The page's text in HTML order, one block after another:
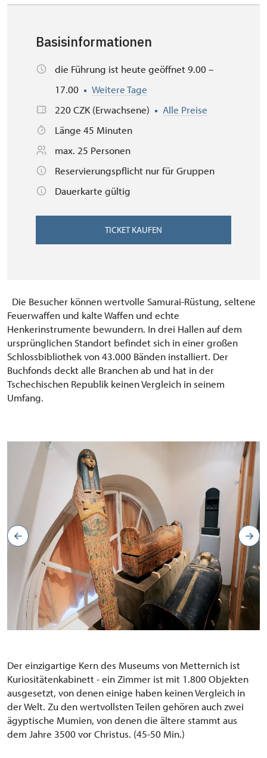
Basisinformationen
die Führung ist heute geöffnet 9.00 –
17.00
Weitere Tage
220 CZK (Erwachsene)
Alle Preise
Länge 45 Minuten
max. 25 Personen
Reservierungspflicht nur für Gruppen
Dauerkarte gültig
TICKET KAUFEN
Die Besucher können wertvolle Samurai-Rüstung, seltene
Feuerwaffen und kalte Waffen und echte
Henkerinstrumente bewundern. In drei Hallen auf dem
ursprünglichen Standort befindet sich in einer großen
Schlossbibliothek von 43.000 Bänden installiert. Der
Buchfonds deckt alle Branchen ab und hat in der
Tschechischen Republik keinen Vergleich in seinem
Umfang.
Der einzigartige Kerndes Museums von Metternich ist
Kuriositätenkabinett- ein Zimmer ist mit 1.800 Objekten
ausgesetzt, von denen einige haben keinen Vergleich in
der Welt. Zu denwertvollsten Teilen gehören auchzwei
ägyptische Mumien, vondenen die ältere stammt aus
dem Jahre 3500 vor Christus. (45-50 Min.)